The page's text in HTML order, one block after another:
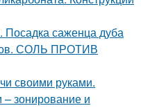
Посадка саженца дуба
СОЛЬ ПРОТИВ
своими руками.
зонирование и